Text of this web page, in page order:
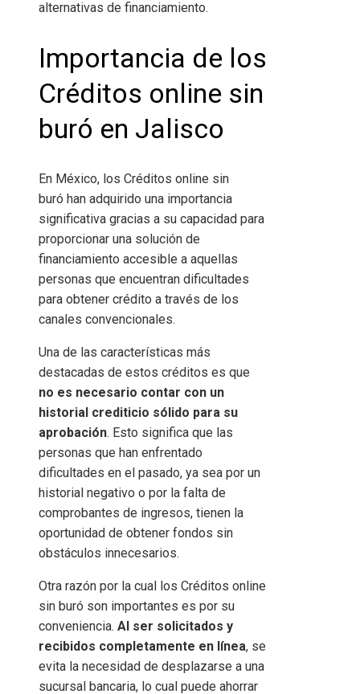
alternativas de financiamiento.
Importancia de los
Créditos online sin
buró en Jalisco
En México, los Créditos online sin
buró han adquirido una importancia
significativa gracias a su capacidad para
proporcionar una solución de
financiamiento accesible a aquellas
personas que encuentran dificultades
para obtener crédito a través de los
canales convencionales.
Una de las características más
destacadas de estos créditos es que
no es necesario contar con un
historial crediticio sólido para su
aprobación. Esto significa que las
personas que han enfrentado
dificultades en el pasado, ya sea por un
historial negativo o por la falta de
comprobantes de ingresos, tienen la
oportunidad de obtener fondos sin
obstáculos innecesarios.
Otra razón por la cual los Créditos online
sin buró son importantes es por su
conveniencia. Al ser solicitados y
recibidos completamente en línea, se
evita la necesidad de desplazarse a una
sucursal bancaria, lo cual puede ahorrar